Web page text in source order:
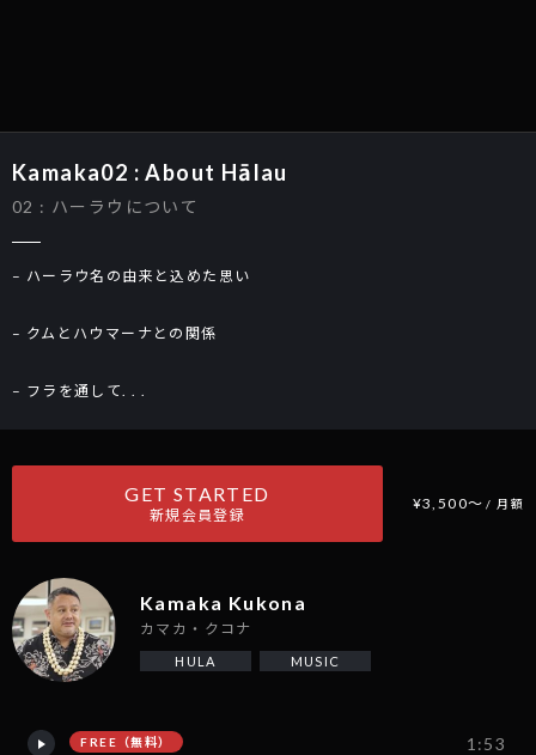
Kamaka02 : About Hālau
02 : ハーラウについて
– ハーラウ名の由来と込めた思い
– クムとハウマーナとの関係
– フラを通して. . .
GET STARTED
新規会員登録
¥3,500〜 / 月額
Kamaka Kukona
カマカ・クコナ
HULA MUSIC
FREE（無料） 1:53